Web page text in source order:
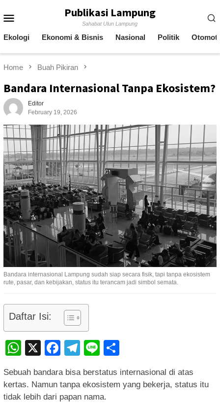
to
Publikasi Lampung
Sahabat Ulun Lampung
Ekologi Ekonomi & Bisnis Nasional Politik
Home Buah Pikiran
Bandara Internasional Tanpa Ekosistem?
Editor
February 19, 2026
Bandara internasional Lampung sudah siap secara fisik, tapi tanpa ekosistem
rute, pasar, dan kebijakan, status itu terancam jadi simbol semata.
Daftar Isi:
WhatsApp
X Facebook
Telegram
Line
Sebuah bandara bisa berstatus internasional di atas
kertas. Namun tanpa ekosistem yang bekerja, status itu
tidak lebih dari papan nama.